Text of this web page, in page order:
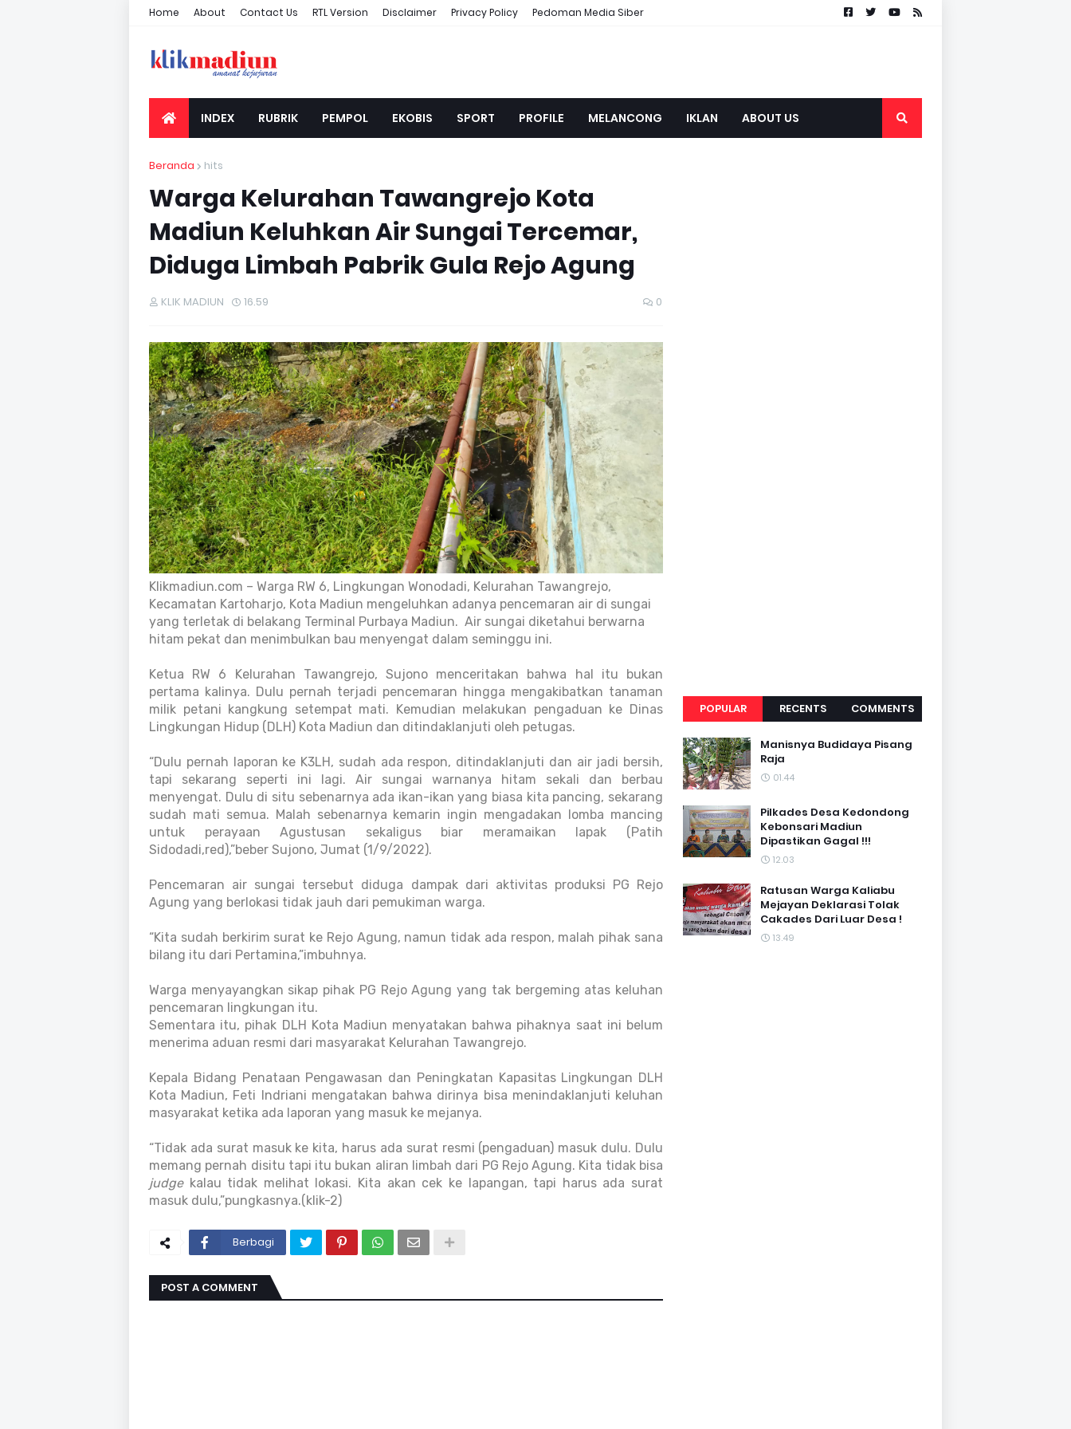
Home About Contact Us RTL Version Disclaimer Privacy Policy Pedoman Media Siber
INDEX RUBRIK PEMPOL EKOBIS SPORT PROFILE MELANCONG IKLAN ABOUT US
Beranda hits
Warga Kelurahan Tawangrejo Kota
Madiun Keluhkan Air Sungai Tercemar,
Diduga Limbah Pabrik Gula Rejo Agung
KLIK MADIUN 16.59 0
Klikmadiun.com – Warga RW 6, Lingkungan Wonodadi, Kelurahan Tawangrejo,
Kecamatan Kartoharjo, Kota Madiun mengeluhkan adanya pencemaran air di sungai
yang terletak di belakang Terminal Purbaya Madiun. Air sungai diketahui berwarna
hitam pekat dan menimbulkan bau menyengat dalam seminggu ini.
Ketua RW 6 Kelurahan Tawangrejo, Sujono menceritakan bahwa hal itu bukan
pertama kalinya. Dulu pernah terjadi pencemaran hingga mengakibatkan tanaman
milik petani kangkung setempat mati. Kemudian melakukan pengaduan ke Dinas
Lingkungan Hidup (DLH) Kota Madiun dan ditindaklanjuti oleh petugas.
“Dulu pernah laporan ke K3LH, sudah ada respon, ditindaklanjuti dan air jadi bersih,
tapi sekarang seperti ini lagi. Air sungai warnanya hitam sekali dan berbau
menyengat. Dulu di situ sebenarnya ada ikan-ikan yang biasa kita pancing, sekarang
sudah mati semua. Malah sebenarnya kemarin ingin mengadakan lomba mancing
untuk perayaan Agustusan sekaligus biar meramaikan lapak (Patih
Sidodadi,red),”beber Sujono, Jumat (1/9/2022).
Pencemaran air sungai tersebut diduga dampak dari aktivitas produksi PG Rejo
Agung yang berlokasi tidak jauh dari pemukiman warga.
“Kita sudah berkirim surat ke Rejo Agung, namun tidak ada respon, malah pihak sana
bilang itu dari Pertamina,”imbuhnya.
Warga menyayangkan sikap pihak PG Rejo Agung yang tak bergeming atas keluhan
pencemaran lingkungan itu.
Sementara itu, pihak DLH Kota Madiun menyatakan bahwa pihaknya saat ini belum
menerima aduan resmi dari masyarakat Kelurahan Tawangrejo.
Kepala Bidang Penataan Pengawasan dan Peningkatan Kapasitas Lingkungan DLH
Kota Madiun, Feti Indriani mengatakan bahwa dirinya bisa menindaklanjuti keluhan
masyarakat ketika ada laporan yang masuk ke mejanya.
“Tidak ada surat masuk ke kita, harus ada surat resmi (pengaduan) masuk dulu. Dulu
memang pernah disitu tapi itu bukan aliran limbah dari PG Rejo Agung. Kita tidak bisa
judgekalau tidak melihat lokasi. Kita akan cek ke lapangan, tapi harus ada surat
masuk dulu,”pungkasnya.(klik-2)
Berbagi
POST A COMMENT
POPULAR RECENTS COMMENTS
Manisnya Budidaya Pisang
Raja
01.44
Pilkades Desa Kedondong
Kebonsari Madiun
Dipastikan Gagal !!!
12.03
Ratusan Warga Kaliabu
Mejayan Deklarasi Tolak
Cakades Dari Luar Desa !
13.49